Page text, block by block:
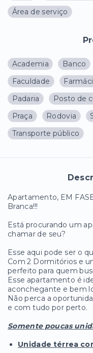
Área de serviço
Academia Banco
Faculdade
Padaria
Posto de
Praça
Rodovia
Transporte público
Apartamento, EM
Branca!!!
Está procurando um
chamar de seu?
Esse aqui pode ser o
Com 2 Dormitórios e
perfeito para quem
Esse apartamento é
aconchegante e bem
Não perca a
e com tudo por perto.
Somente poucas
Unidade térrea